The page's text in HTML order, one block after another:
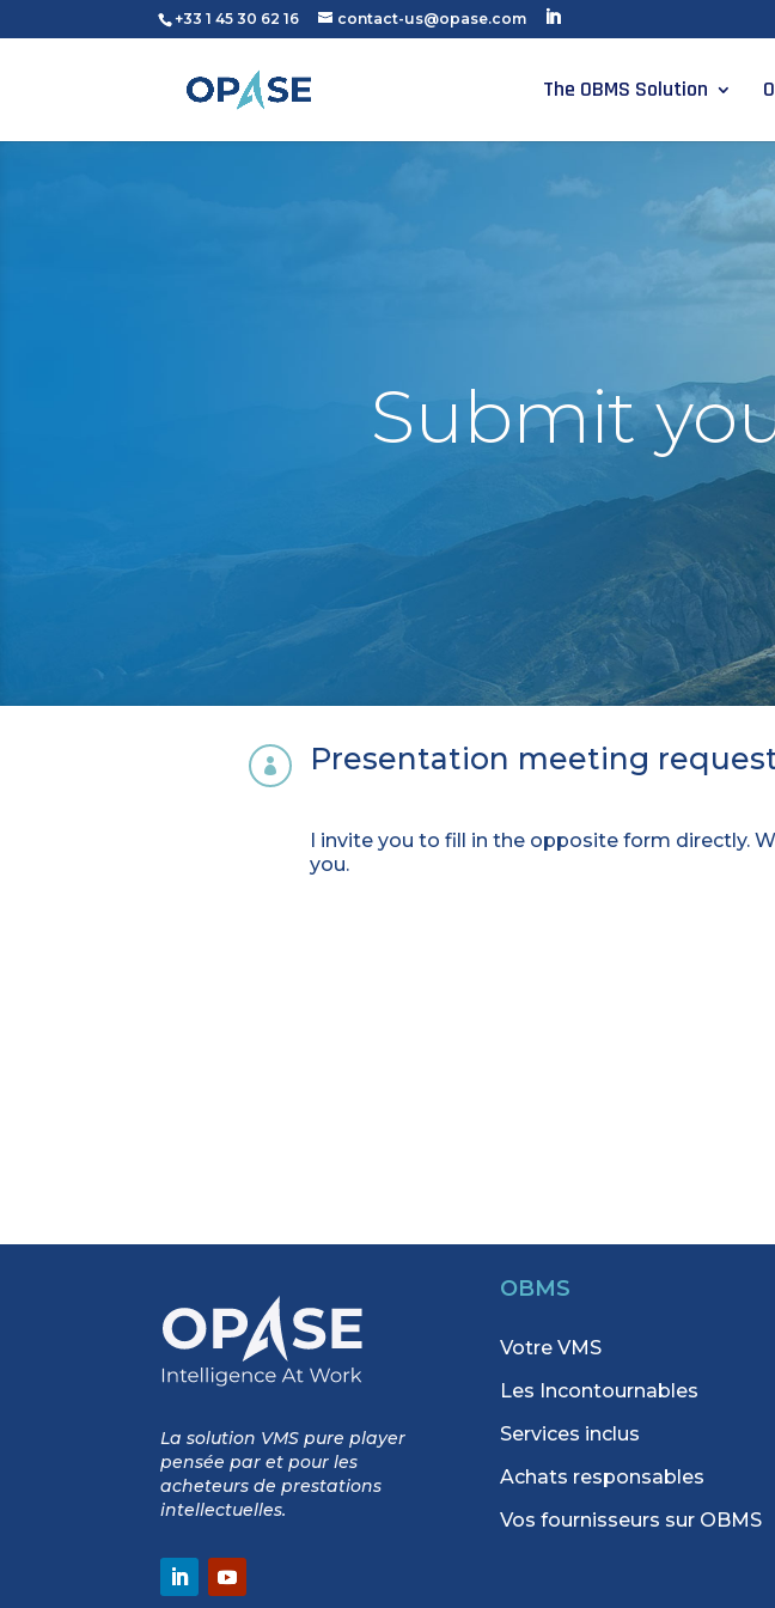
+33 1 45 30 62 16 contact-us@opase.com
The OBMS Solution
Submit
 Presentation meeting
I invite you to fill in the opposite form directly.
you.
La solution VMS pure player
pensée par et pour les
acheteurs de prestations
intellectuelles.
OBMS
Votre VMS
Les Incontournables
Services inclus
Achats responsables
Vos fournisseurs sur OBMS